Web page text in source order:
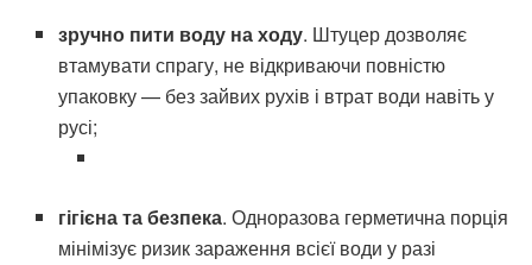
зручно пити воду на ходу. Штуцер дозволяє
втамувати спрагу, не відкриваючи повністю
упаковку — без зайвих рухів і втрат води навіть у
русі;
гігієна та безпека. Одноразова герметична порція
мінімізує ризик зараження всієї води у разі